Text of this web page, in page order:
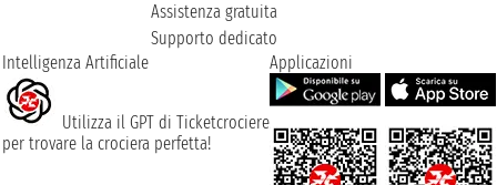
Assistenza gratuita
Supporto dedicato
Intelligenza Artificiale
Utilizza il GPT di Ticketcrociere
per trovare la crociera perfetta!
Applicazioni